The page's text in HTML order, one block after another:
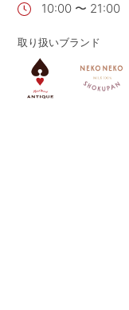
PRIVACY POLICY
RECRUIT 2027
RECRUIT
10:00 〜 21:00
取り扱いブランド